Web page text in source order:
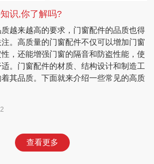
识,你了解吗?
越来越高的要求，门窗配件的品质也得
。高质量的门窗配件不仅可以增加门窗
，还能增强门窗的隔音和防盗性能，使
。门窗配件的材质、结构设计和制造工
其品质。下面就来介绍一些常见的高质
查看更多